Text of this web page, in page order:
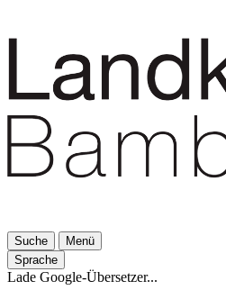
Suche
Menü
Sprache
Lade Google-Übersetzer...